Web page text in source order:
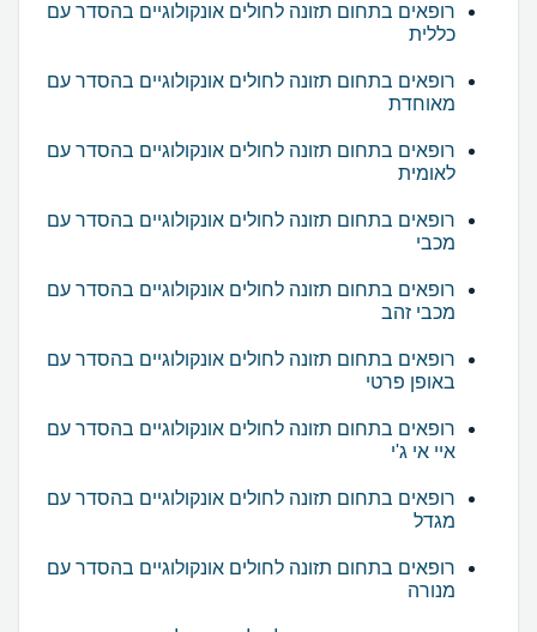
רופאים בתחום תזונה לחולים אונקולוגיים בהסדר עם
כללית
רופאים בתחום תזונה לחולים אונקולוגיים בהסדר עם
מאוחדת
רופאים בתחום תזונה לחולים אונקולוגיים בהסדר עם
לאומית
רופאים בתחום תזונה לחולים אונקולוגיים בהסדר עם
מכבי
רופאים בתחום תזונה לחולים אונקולוגיים בהסדר עם
מכבי זהב
רופאים בתחום תזונה לחולים אונקולוגיים בהסדר עם
באופן פרטי
רופאים בתחום תזונה לחולים אונקולוגיים בהסדר עם
איי אי ג'י
רופאים בתחום תזונה לחולים אונקולוגיים בהסדר עם
מגדל
רופאים בתחום תזונה לחולים אונקולוגיים בהסדר עם
מנורה